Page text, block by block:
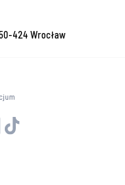
424 Wrocław